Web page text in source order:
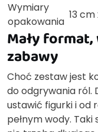
Wymiary
opakowania
13
Mały
zabawy
Choć zestaw jest
do odgrywania ról.
ustawić figurki i od
pełnym wody.